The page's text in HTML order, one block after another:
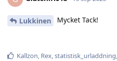
Lukkinen Mycket Tack!
Kallzon, Rex,statistisk_urladdning